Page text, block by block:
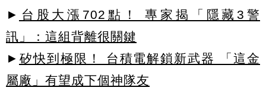
► 台股大漲702點！ 專家揭「隱藏3警
訊」：這組背離很關鍵
► 矽快到極限！ 台積電解鎖新武器 「這金
屬廠」有望成下個神隊友